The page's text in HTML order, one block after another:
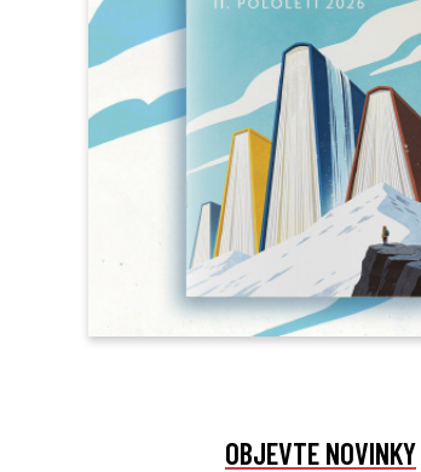
OBJEVTE NOVINKY